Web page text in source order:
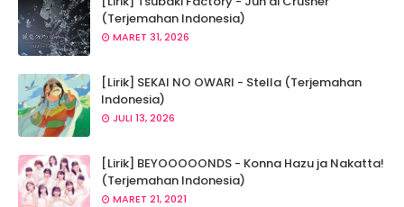
(Terjemahan Indonesia)
MARET 31, 2026
[Lirik] SEKAI NO OWARI - Stella (Terjemahan
Indonesia)
JULI 13, 2026
[Lirik] BEYOOOOONDS - Konna Hazu ja Nakatta!
(Terjemahan Indonesia)
MARET 21, 2021